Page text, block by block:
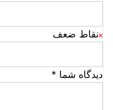
نقاط ضعف
دیدگاه شما *